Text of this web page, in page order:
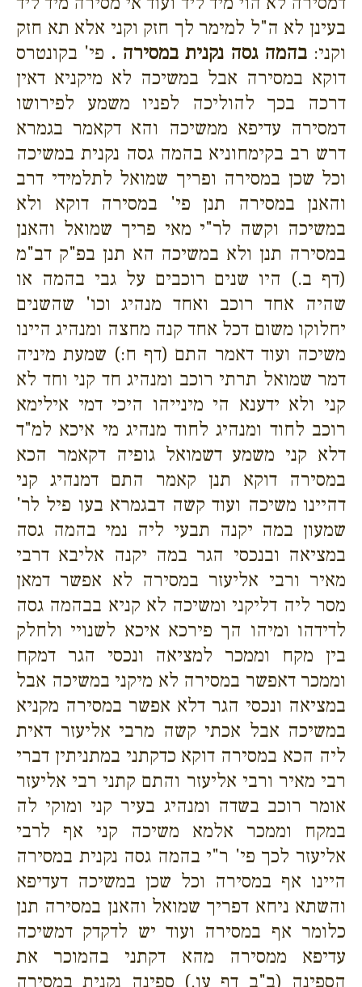
בעינן לא ה"ל למימר לך חזק וקני אלא תא חזק
וקני: בהמה גסה נקנית במסירה . פי' בקונטרס
דוקא במסירה אבל במשיכה לא מיקניא דאין
דרכה בכך להוליכה לפניו משמע לפירושו
דמסירה עדיפא ממשיכה והא דקאמר בגמרא
דרש רב בקימחוניא בהמה גסה נקנית במשיכה
וכל שכן במסירה ופריך שמואל לתלמידי דרב
והאנן במסירה תנן פי' במסירה דוקא ולא
במשיכה וקשה לר"י מאי פריך שמואל והאנן
במסירה תנן ולא במשיכה הא תנן בפ"ק דב"מ
(דף ב.) היו שנים רוכבים על גבי בהמה או
שהיה אחד רוכב ואחד מנהיג וכו' שהשנים
יחלוקו משום דכל אחד קנה מחצה ומנהיג היינו
משיכה ועוד דאמר התם (דף ח:) שמעת מיניה
דמר שמואל תרתי רוכב ומנהיג חד קני וחד לא
קני ולא ידענא הי מינייהו היכי דמי אילימא
רוכב לחוד ומנהיג לחוד מנהיג מי איכא למ"ד
דלא קני משמע דשמואל גופיה דקאמר הכא
במסירה דוקא תנן קאמר התם דמנהיג קני
דהיינו משיכה ועוד קשה דבגמרא בעו פיל לר'
שמעון במה יקנה תבעי ליה נמי בהמה גסה
במציאה ובנכסי הגר במה יקנה אליבא דרבי
מאיר ורבי אליעזר במסירה לא אפשר דמאן
מסר ליה דליקני ומשיכה לא קניא בבהמה גסה
לדידהו ומיהו הך פירכא איכא לשנויי ולחלק
בין מקח וממכר למציאה ונכסי הגר דמקח
וממכר דאפשר במסירה לא מיקני במשיכה אבל
במציאה ונכסי הגר דלא אפשר במסירה מקניא
במשיכה אבל אכתי קשה מרבי אליעזר דאית
ליה הכא במסירה דוקא כדקתני במתניתין דברי
רבי מאיר ורבי אליעזר והתם קתני רבי אליעזר
אומר רוכב בשדה ומנהיג בעיר קני ומוקי לה
במקח וממכר אלמא משיכה קני אף לרבי
אליעזר לכך פי' ר"י בהמה גסה נקנית במסירה
היינו אף במסירה וכל שכן במשיכה דעדיפא
והשתא ניחא דפריך שמואל והאנן במסירה תנן
כלומר אף במסירה ועוד יש לדקדק דמשיכה
עדיפא ממסירה מהא דקתני בהמוכר את
הספינה (ב"ב דף עו.) ספינה נקנית במסירה